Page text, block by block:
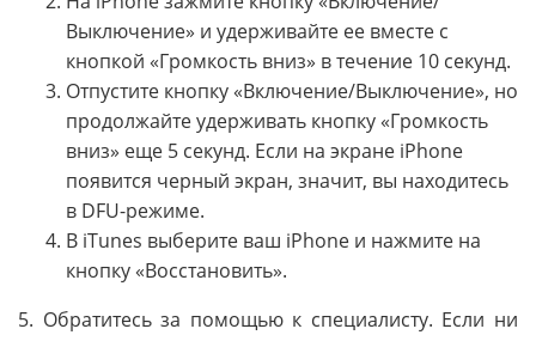
Выключение» и удерживайте ее вместе с
кнопкой «Громкость вниз» в течение 10 секунд.
Отпустите кнопку «Включение/Выключение», но
продолжайте удерживать кнопку «Громкость
вниз» еще 5 секунд. Если на экране iPhone
появится черный экран, значит, вы находитесь
в DFU-режиме.
В iTunes выберите ваш iPhone и нажмите на
кнопку «Восстановить».
5. Обратитесь за помощью к специалисту. Если ни